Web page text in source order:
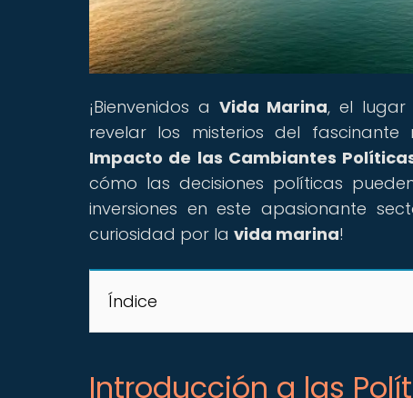
¡Bienvenidos a Vida Marina, el lugar
revelar los misterios del
Impacto de las Cambiantes
cómo las decisiones políticas
inversiones en este apasionante
curiosidad por la vida marina!
Índice
Introducción a las